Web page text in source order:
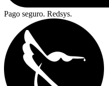
Pago seguro. Redsys.